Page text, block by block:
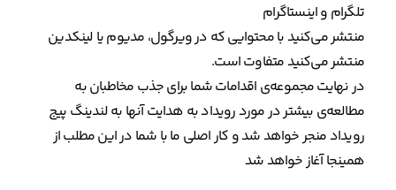
تلگرام و اینستاگرام
منتشر می‌کنید با محتوایی که در ویرگول، مدیوم یا لینکدین
منتشر می‌کنید متفاوت است.
در نهایت مجموعه‌ی اقدامات شما برای جذب مخاطبان به
مطالعه‌ی بیشتر در مورد رویداد به هدایت آنها به لندینگ پیج
رویداد منجر خواهد شد و کار اصلی ما با شما در این مطلب از
همینجا آغاز خواهد شد